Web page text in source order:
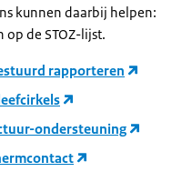
kunnen daarbij helpen:
op de STOZ-lijst.
rapporteren
ondersteuning